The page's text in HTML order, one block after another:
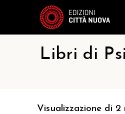
Libri di
Visualizzazione di 2